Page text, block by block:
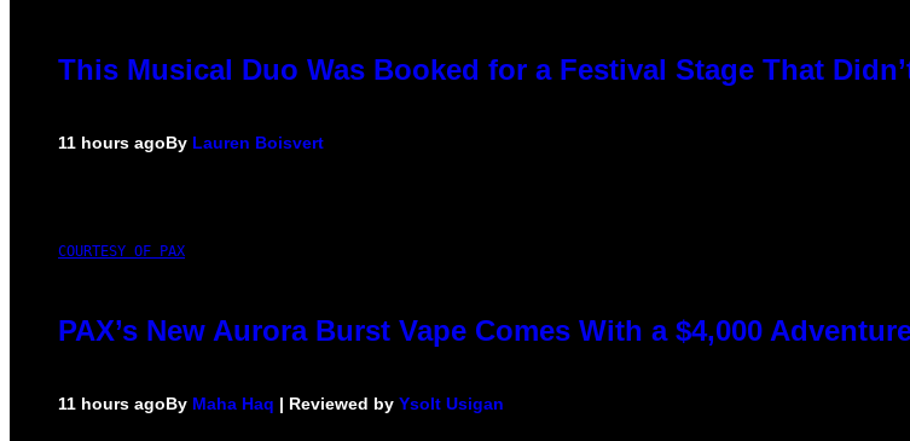
This Musical Duo Was Booked for a Festival Stage That
11 hours agoBy Lauren Boisvert
COURTESY OF PAX
PAX’s New Aurora Burst Vape Comes With a $4,000
11 hours agoBy Maha Haq | Reviewed by Ysolt Usigan